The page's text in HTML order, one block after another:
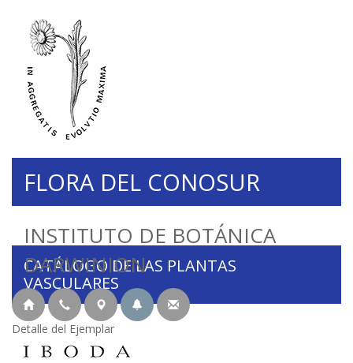
INSTITUTO DE BOTÁNICA
DARWINION
FLORA DEL CONOSUR
CATÁLOGO DE LAS PLANTAS
VASCULARES
Detalle del Ejemplar